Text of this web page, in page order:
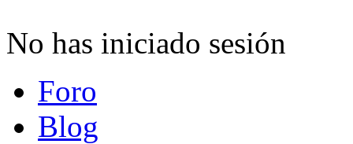
No has iniciado sesión
Foro
Blog